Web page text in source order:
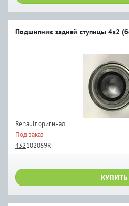
Подшипник задней ступицы 4x2
Renault оригинал
Под заказ
432102069R
КУПИТЬ